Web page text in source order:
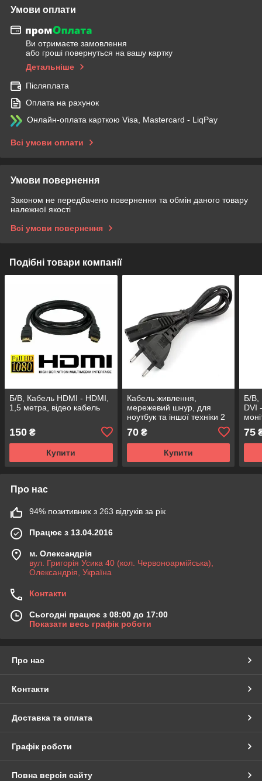
Умови оплати
Ви отримаєте замовлення
або гроші повернуться на вашу картку
Детальніше
Післяплата
Оплата на рахунок
Онлайн-оплата карткою Visa, Mastercard - LiqPay
Всі умови оплати
Умови повернення
Законом не передбачено повернення та обмін даного товару
належної якості
Всі умови повернення
Подібні товари компанії
Б/В, Кабель HDMI - HDMI,
1,5 метра, відео кабель
150 ₴
Купити
Кабель живлення,
мережевий шнур, для
ноутбук та іншої техніки 2
70₴
Купити
Б/В,
DVI
75
Про нас
94% позитивних з 263 відгуків за рік
Працює з 13.04.2016
м. Олександрія
вул. Григорія Усика 40 (кол. Червоноармійська),
Олександрія, Україна
Контакти
Сьогодні працює з 08:00 до 17:00
Показати весь графік роботи
Про нас
Контакти
Доставка та оплата
Графік роботи
Повна версія сайту